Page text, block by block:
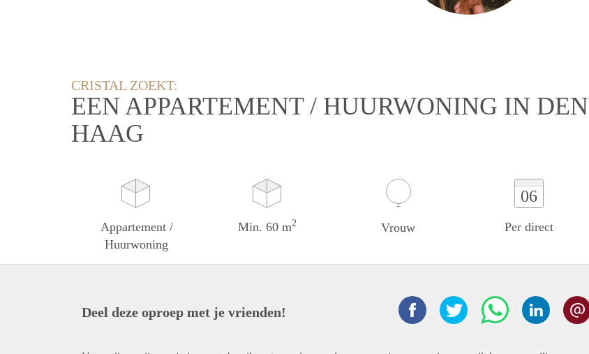
CRISTAL ZOEKT:
EEN APPARTEMENT / HUURWONING IN DEN
HAAG
Appartement /
Huurwoning
Min. 60 m2 Vrouw
06
Per direct
Deel deze oproep met je vrienden!